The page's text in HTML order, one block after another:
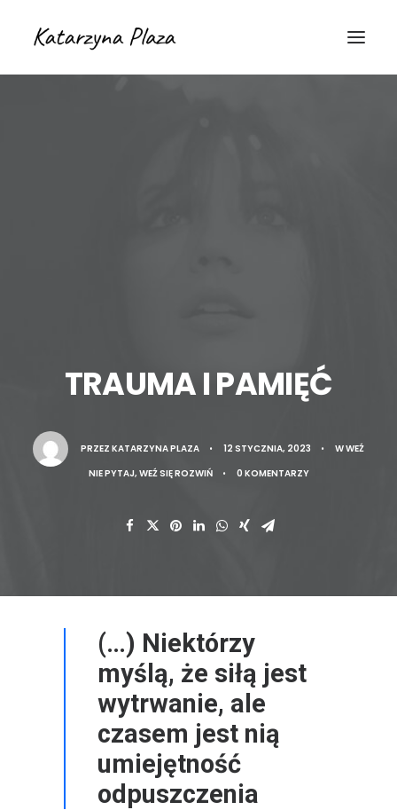
TRAUMA I PAMIĘĆ
PRZEZ KATARZYNA PLAZA • 12 STYCZNIA, 2023 • WWEŹ
NIE PYTAJ, WEŹ SIĘ ROZWIŃ
• 0 KOMENTARZY
(…) Niektórzy
myślą, że siłą jest
wytrwanie, ale
czasem jest nią
umiejętność
odpuszczenia